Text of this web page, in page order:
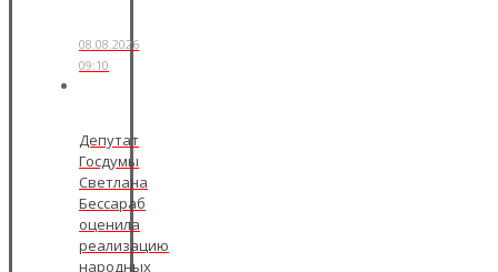
08.08.2026
09:10
Депутат
Госдумы
Светлана
Бессараб
оценила
реализацию
народных